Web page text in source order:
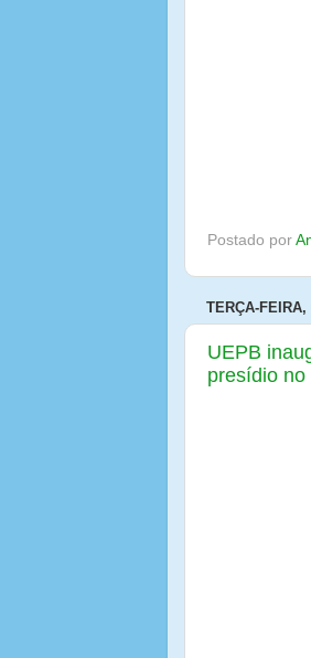
Postado por
TERÇA-
UEPB
presídio no